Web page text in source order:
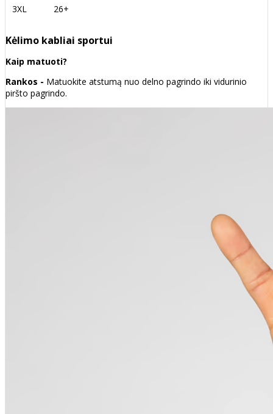
3XL 26+
Kėlimo kabliai sportui
Kaip matuoti?
Rankos - Matuokite atstumą nuo delno pagrindo iki vidurinio
piršto pagrindo.